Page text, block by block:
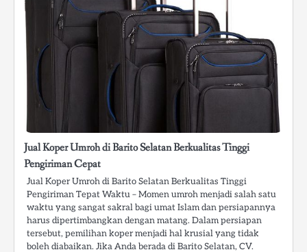
Jual Koper Umroh di Barito Selatan Berkualitas Tinggi
Pengiriman Cepat
Jual Koper Umroh di Barito Selatan Berkualitas Tinggi
Pengiriman Tepat Waktu – Momen umroh menjadi salah satu
waktu yang sangat sakral bagi umat Islam dan persiapannya
harus dipertimbangkan dengan matang. Dalam persiapan
tersebut, pemilihan koper menjadi hal krusial yang tidak
boleh diabaikan. Jika Anda berada di Barito Selatan, CV.